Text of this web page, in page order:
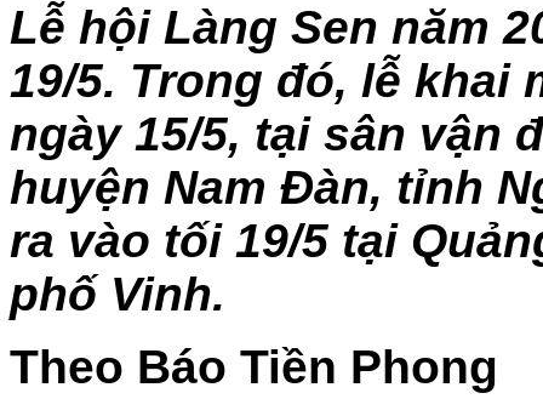
Lễ hội Làng Sen năm
19/5. Trong đó, lễ khai
ngày 15/5, tại sân vận
huyện Nam Đàn, tỉnh
ra vào tối 19/5 tại
phố Vinh.
Theo Báo Tiền Phong